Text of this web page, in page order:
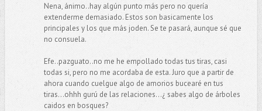
Nena, ánimo..hay algún punto más pero no quería
extenderme demasiado. Estos son basicamente los
principales y los que más joden. Se te pasará, aunque sé que
no consuela.
Efe..pazguato..no me he empollado todas tus tiras, casi
todas si, pero no me acordaba de esta. Juro que a partir de
ahora cuando cuelgue algo de amorios bucearé en tus
tiras...ohhh gurú de las relaciones...¿ sabes algo de árboles
caidos en bosques?